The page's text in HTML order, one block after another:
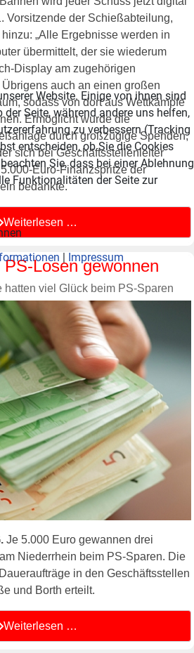
Vorsitzende der Schießabteilung,
„Alle Ergebnisse werden in
übermittelt, der sie wiederum
Display am zugehörigen
auch an einen großen
sodass von dort aus Wettkämpfe
Ermöglicht wurde die
durch großzügige Spenden,
sich bei Geschäftsstellenleiter
Euro-Finanzspritze der
bedankte.
Weiterlesen …
Losen gewonnen
hatten viel Glück beim PS-Sparen
Je 5.000 Euro gewannen drei
Niederrhein beim PS-Sparen. Die
in den Geschäftsstellen
und Borth erteilt.
Weiterlesen …
Website. Einige von ihnen sind
Seite, während andere uns helfen,
zu verbessern (Tracking
entscheiden, ob Sie die Cookies
Sie, dass bei einer Ablehnung
Funktionalitäten der Seite zur
| Impressum